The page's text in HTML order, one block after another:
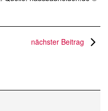
nächster Beitrag